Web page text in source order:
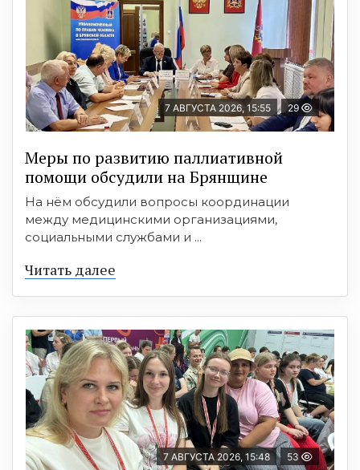
7 АВГУСТА 2026, 15:55 29
Меры по развитию паллиативной
помощи обсудили на Брянщине
На нём обсудили вопросы координации
между медицинскими организациями,
социальными службами и ...
Читать далее
7 АВГУСТА 2026, 15:48 53